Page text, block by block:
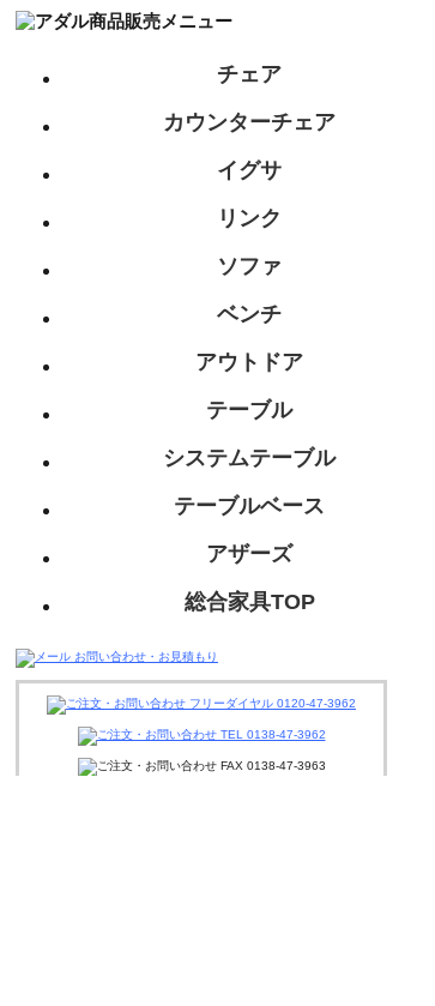
チェア
カウンターチェア
イグサ
リンク
ソファ
ベンチ
アウトドア
テーブル
システムテーブル
テーブルベース
アザーズ
総合家具TOP